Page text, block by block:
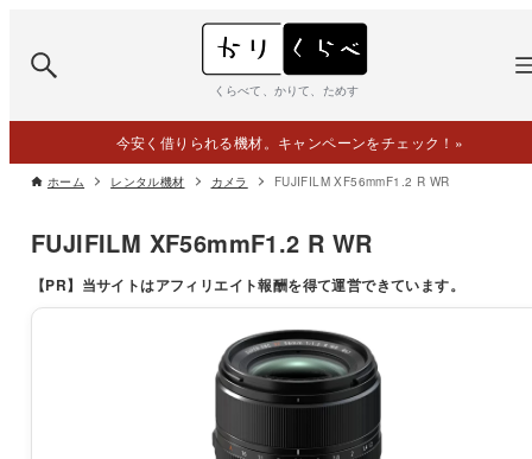
くらべて、かりて、ためす
今安く借りられる機材。キャンペーンをチェック！ »
ホーム レンタル機材 カメラ FUJIFILM XF56mmF1.2 R WR
FUJIFILM XF56mmF1.2 R WR
【PR】 当サイトはアフィリエイト報酬を得て運営できています。